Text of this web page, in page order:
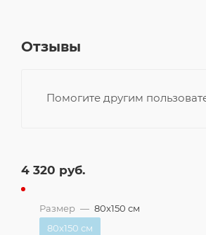
Отзывы
Помогите другим
4 320 руб.
Размер — 80x150 см
80x150 см